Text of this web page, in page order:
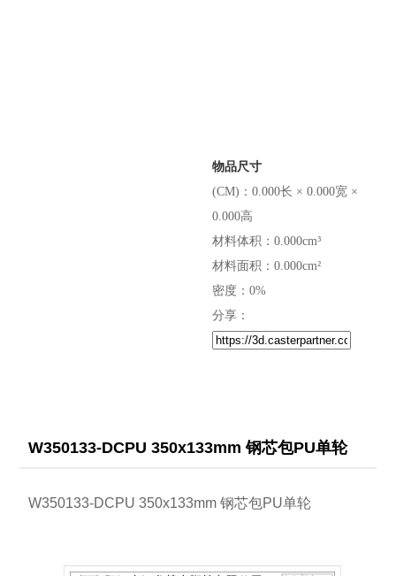
物品尺寸
(CM)：0.000长 × 0.000宽 ×
0.000高
材料体积：0.000cm³
材料面积：0.000cm²
密度：0%
分享：
W350133-DCPU 350x133mm 钢芯包PU单轮
W350133-DCPU 350x133mm 钢芯包PU单轮